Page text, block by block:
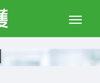
Toggle